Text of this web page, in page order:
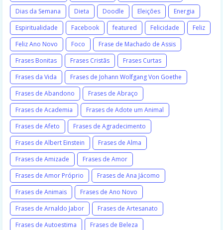
Dias da Semana
Dieta Doodle Eleições
Energia
Espiritualidade
Facebook featured Felicidade
Feliz
Feliz Ano Novo
Foco
Frase de Machado de Assis
Frases Bonitas
Frases Cristãs
Frases Curtas
Frases da Vida
Frases de Johann Wolfgang Von Goethe
Frases de Abandono
Frases de Abraço
Frases de Academia
Frases de Adote um Animal
Frases de Afeto
Frases de Agradecimento
Frases de Albert Einstein
Frases de Alma
Frases de Amizade
Frases de Amor
Frases de Amor Próprio
Frases de Ana Jácomo
Frases de Animais
Frases de Ano Novo
Frases de Arnaldo Jabor
Frases de Artesanato
Frases de Autoestima
Frases de Beleza